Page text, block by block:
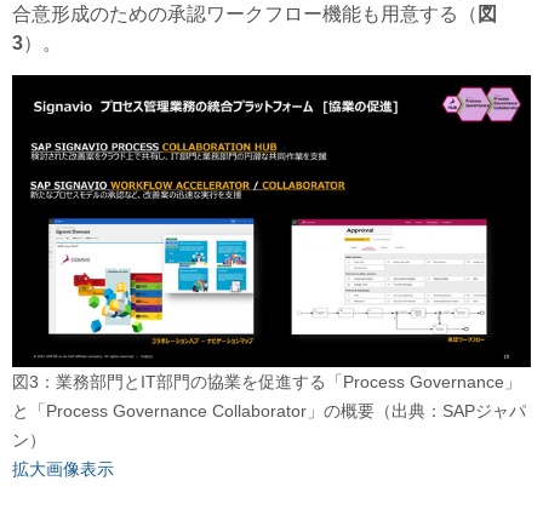
合意形成のための承認ワークフロー機能も用意する（ 図
3）。
図3：業務部門とIT部門の協業を促進する「Process Governance」
と「Process Governance Collaborator」の概要（出典：SAPジャパ
ン）
拡大画像表示